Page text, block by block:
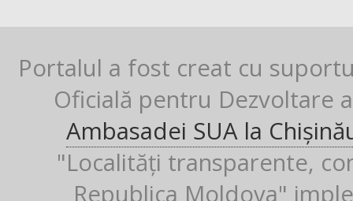
Portalul a fost creat cu
Oficială pentru Dezvoltare
Ambasadei SUA la
"Localități transparente,
Republica Moldova"